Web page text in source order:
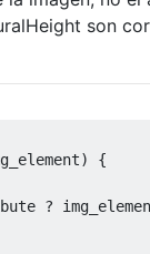
son
)
{
?